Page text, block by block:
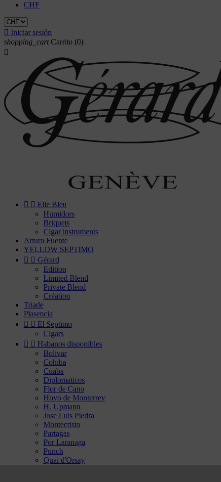
CHF
 Iniciar sesión
shopping_cart Carrito (0)

  Elie Bleu
Humidors
Briquets
Cigar instruments
Arturo Fuente
YELLOW SEPTIMO
  Gérard
Edition
Limited Blend
Private Blend
Création
Triade
Plasencia
  El Septimo
Cigars
  Habanos disponibles
Bolivar
Cohiba
Cuaba
Diplomaticos
Flor de Cano
Hoyo de Monterrey
H. Upmann
Jose Luis Piedra
Montecristo
Partagas
Por Laranaga
Punch
Quai d'Orsay